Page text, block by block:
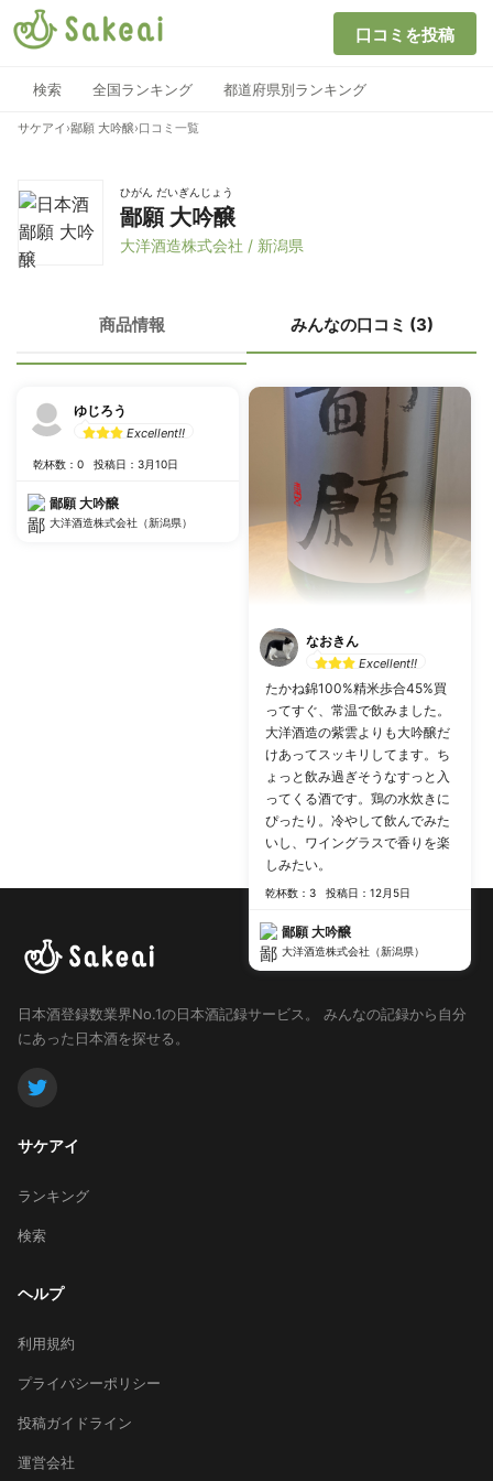
口コミを投稿
検索 全国ランキング 都道府県別ランキング
サケアイ ›鄙願 大吟醸›口コミ一覧
ひがん だいぎんじょう
鄙願 大吟醸
大洋酒造株式会社 / 新潟県
商品情報 みんなの口コミ (3)
ゆじろう
Excellent!!
乾杯数：0 投稿日：3月10日
鄙願 大吟醸
大洋酒造株式会社（新潟県）
なおきん
Excellent!!
たかね錦100%精米歩合45%買
ってすぐ、常温で飲みました。
大洋酒造の紫雲よりも大吟醸だ
けあってスッキリしてます。ち
ょっと飲み過ぎそうなすっと入
ってくる酒です。鶏の水炊きに
ぴったり。冷やして飲んでみた
いし、ワイングラスで香りを楽
しみたい。
乾杯数：3 投稿日：12月5日
鄙願 大吟醸
大洋酒造株式会社（新潟県）
日本酒登録数業界No.1の日本酒記録サービス。
みんなの記録から自分
にあった日本酒を探せる。
サケアイ
ランキング
検索
ヘルプ
利用規約
プライバシーポリシー
投稿ガイドライン
運営会社